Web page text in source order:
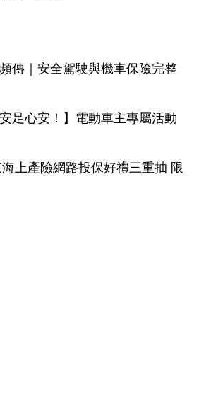
傳｜安全駕駛與機車保險完整
足心安！】電動車主專屬活動
上產險網路投保好禮三重抽 限